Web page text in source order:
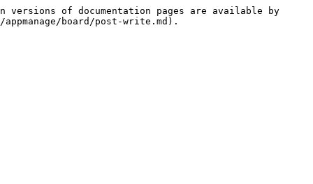
of documentation pages are available by
board/post-write.md).